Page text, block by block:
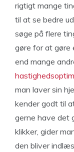
rigtigt mange
til at se bedre
søge på flere
gøre for at gøre
end mange
man laver sin
kender godt til
gerne have det
klikker, gider
den bliver